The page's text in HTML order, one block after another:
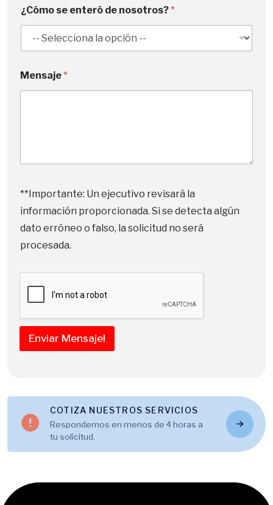
s
1
¿Cómo se enteró de nosotros?*
m
a
E
m
a
i
l
Mensaje*
**Importante: Un ejecutivo revisará la
información proporcionada. Si se detecta algún
dato erróneo o falso, la solicitud no será
procesada.
Enviar Mensaje!
COTIZA NUESTROS SERVICIOS
Respondemos en menos de 4 horas a
tu solicitud.